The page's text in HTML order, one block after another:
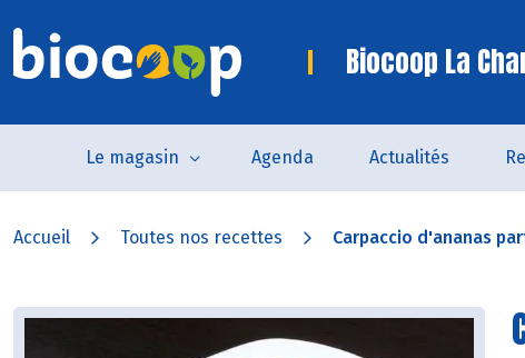
Biocoop La
Le magasin Agenda Actualités
Accueil Toutes nos recettes Carpaccio d'ananas